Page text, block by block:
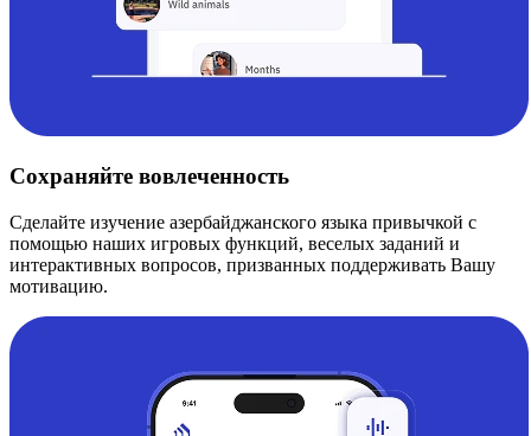
Сохраняйте вовлеченность
Сделайте изучение азербайджанского языка привычкой с
помощью наших игровых функций, веселых заданий и
интерактивных вопросов, призванных поддерживать Вашу
мотивацию.